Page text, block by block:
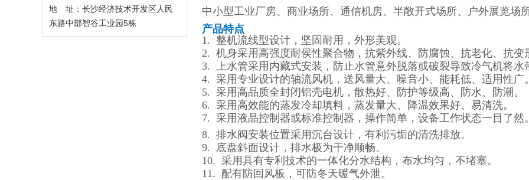
地 址：长沙经济技术开发区人民
东路中部智谷工业园5栋
中小型工业厂房、商业场所、通信机房、半敞开式场所、户外展览场所
产品特点
1. 整机流线型设计，坚固耐用，外形美观。
2. 机身采用高强度耐侯性聚合物，抗紫外线、防腐蚀、抗老化、抗变
3. 上水管采用内藏式安装，防止水管意外脱落或破裂导致冷气机将水
4. 采用专业设计的轴流风机，送风量大、噪音小、能耗低、适用性广。
5. 采用高品质全封闭铝壳电机，散热好、防护等级高、防水、防潮。
6. 采用高效能的蒸发冷却填料，蒸发量大、降温效果好、易清洗。
7. 采用液晶控制器或标准控制器，操作简单，设备工作状态一目了然。
8. 排水阀安装位置采用沉台设计，有利污垢的清洗排放。
9. 底盘斜面设计，排水极为干净顺畅。
10. 采用具有专利技术的一体化分水结构，布水均匀，不堵塞。
11. 配有防回风板，可防冬天暖气外泄。